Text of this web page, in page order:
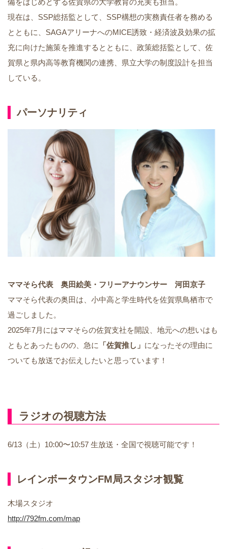
備をはじめとする佐賀県の大学教育の充実も担当。
現在は、SSP総括監として、SSP構想の実務責任者を務める
とともに、SAGAアリーナへのMICE誘致・経済波及効果の拡
充に向けた施策を推進するとともに、政策総括監として、佐
賀県と県内高等教育機関の連携、県立大学の制度設計を担当
している。
パーソナリティ
ママそら代表 奥田絵美・フリーアナウンサー 河田京子
ママそら代表の奥田は、小中高と学生時代を佐賀県鳥栖市で
過ごしました。
2025年7月にはママそらの佐賀支社を開設、地元への想いはも
ともとあったものの、急に
「佐賀推し」 になったその理由に
ついても放送でお伝えしたいと思っています！
ラジオの視聴方法
6/13（土）10:00〜10:57 生放送・全国で視聴可能です！
レインボータウンFM局スタジオ観覧
木場スタジオ
http://792fm.com/map